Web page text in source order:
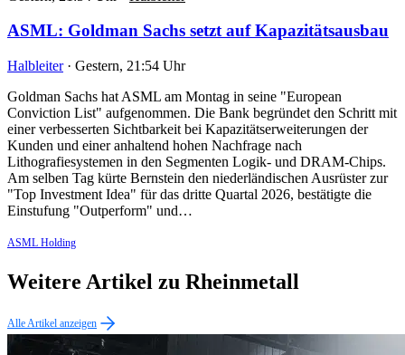
ASML: Goldman Sachs setzt auf Kapazitätsausbau
Halbleiter · Gestern, 21:54 Uhr
Goldman Sachs hat ASML am Montag in seine "European
Conviction List" aufgenommen. Die Bank begründet den Schritt mit
einer verbesserten Sichtbarkeit bei Kapazitätserweiterungen der
Kunden und einer anhaltend hohen Nachfrage nach
Lithografiesystemen in den Segmenten Logik- und DRAM-Chips.
Am selben Tag kürte Bernstein den niederländischen Ausrüster zur
"Top Investment Idea" für das dritte Quartal 2026, bestätigte die
Einstufung "Outperform" und…
ASML Holding
Weitere Artikel zu Rheinmetall
Alle Artikel anzeigen